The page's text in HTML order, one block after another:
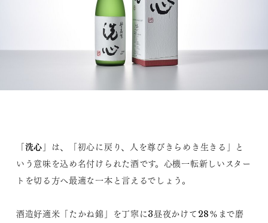
「洗心 」は、「初心に戻り、人を尊びきらめき生きる」と
いう意味を込め名付けられた酒です。心機一転新しいスター
トを切る方へ最適な一本と言えるでしょう。
酒造好適米「たかね錦」を丁寧に3昼夜かけて28％まで磨